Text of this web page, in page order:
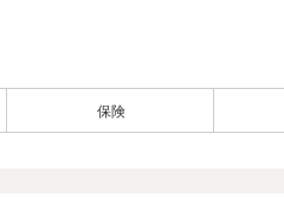
保険